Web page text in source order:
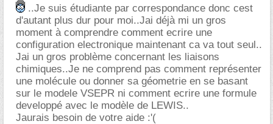
..Je suis étudiante par correspondance donc cest
d'autant plus dur pour moi..Jai déjà mi un gros
moment à comprendre comment ecrire une
configuration electronique maintenant ca va tout seul..
Jai un gros problème concernant les liaisons
chimiques..Je ne comprend pas comment représenter
une molécule ou donner sa géometrie en se basant
sur le modele VSEPR ni comment ecrire une formule
developpé avec le modèle de LEWIS..
Jaurais besoin de votre aide :'(